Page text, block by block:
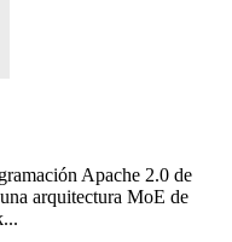
Apache 2.0 de
arquitectura MoE de